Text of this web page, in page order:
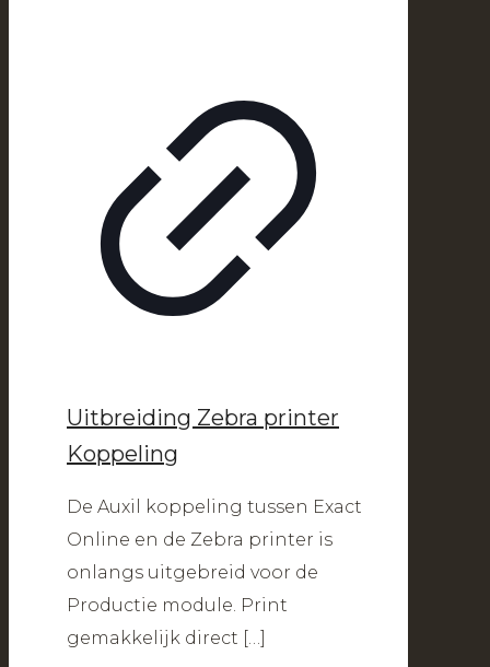
Uitbreiding Zebra printer
Koppeling
De Auxil koppeling tussen Exact
Online en de Zebra printer is
onlangs uitgebreid voor de
Productie module. Print
gemakkelijk direct […]